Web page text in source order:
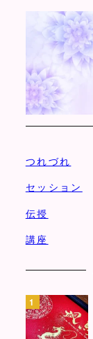
つれづれ
セッション
伝授
講座